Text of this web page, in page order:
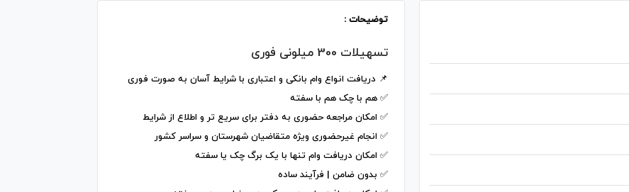
توضیحات :
تسهیلات 300 میلونی فوری
📌 دریافت انواع وام بانکی و اعتباری با شرایط آسان به صورت فوری
✅ هم با چک هم با سفته
✅ امکان مراجعه حضوری به دفتر برای سریع تر و اطلاع از شرایط
✅ انجام غیرحضوری ویژه متقاضیان شهرستان و سراسر کشور
✅ امکان دریافت وام تنها با یک برگ چک یا سفته
✅ بدون ضامن | فرآیند ساده